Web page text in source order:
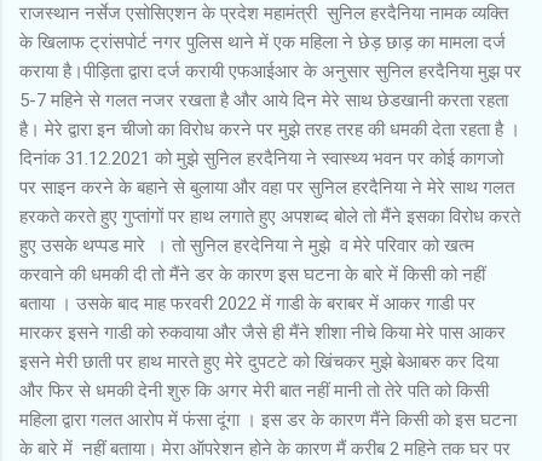
राजस्थान नर्सेज एसोसिएशन के प्रदेश महामंत्री सुनिल हरदैनिया नामक व्यक्ति
के खिलाफ ट्रांसपोर्ट नगर पुलिस थाने में एक महिला ने छेड़ छाड़ का मामला दर्ज
कराया है।पीड़िता द्वारा दर्ज करायी एफआईआर के अनुसार सुनिल हरदैनिया मुझ पर
5-7 महिने से गलत नजर रखता है और आये दिन मेरे साथ छेडखानी करता रहता
है। मेरे द्वारा इन चीजो का विरोध करने पर मुझे तरह तरह की धमकी देता रहता है ।
दिनांक 31.12.2021 को मुझे सुनिल हरदैनिया ने स्वास्थ्य भवन पर कोई कागजो
पर साइन करने के बहाने से बुलाया और वहा पर सुनिल हरदैनिया ने मेरे साथ गलत
हरकते करते हुए गुप्तांगों पर हाथ लगाते हुए अपशब्द बोले तो मैंने इसका विरोध करते
हुए उसके थप्पड मारे । तो सुनिल हरदेनिया ने मुझे व मेरे परिवार को खत्म
करवाने की धमकी दी तो मैंने डर के कारण इस घटना के बारे में किसी को नहीं
बताया । उसके बाद माह फरवरी 2022 में गाडी के बराबर में आकर गाडी पर
मारकर इसने गाडी को रुकवाया और जैसे ही मैंने शीशा नीचे किया मेरे पास आकर
इसने मेरी छाती पर हाथ मारते हुए मेरे दुपटटे को खिंचकर मुझे बेआबरु कर दिया
और फिर से धमकी देनी शुरु कि अगर मेरी बात नहीं मानी तो तेरे पति को किसी
महिला द्वारा गलत आरोप में फंसा दूंगा । इस डर के कारण मैंने किसी को इस घटना
के बारे में नहीं बताया। मेरा ऑपरेशन होने के कारण मैं करीब 2 महिने तक घर पर